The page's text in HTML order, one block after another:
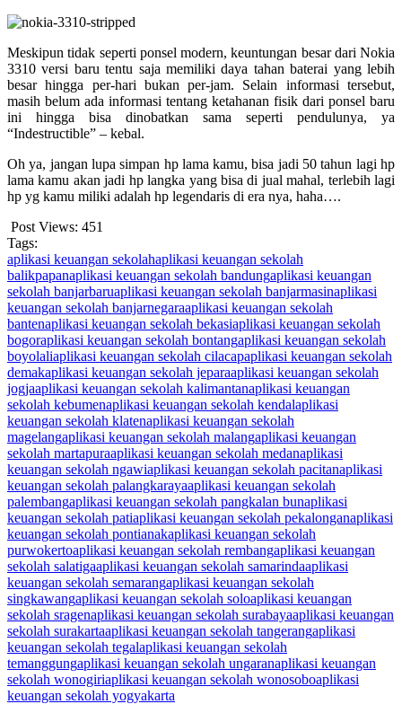
Meskipun tidak seperti ponsel modern, keuntungan besar dari Nokia
3310 versi baru tentu saja memiliki daya tahan baterai yang lebih
besar hingga per-hari bukan per-jam. Selain informasi tersebut,
masih belum ada informasi tentang ketahanan fisik dari ponsel baru
ini hingga bisa dinobatkan sama seperti pendulunya, ya
“Indestructible” – kebal.
Oh ya, jangan lupa simpan hp lama kamu, bisa jadi 50 tahun lagi hp
lama kamu akan jadi hp langka yang bisa di jual mahal, terlebih lagi
hp yg kamu miliki adalah hp legendaris di era nya, haha….
Post Views: 451
Tags:
aplikasi keuangan sekolahaplikasi keuangan sekolah
balikpapanaplikasi keuangan sekolah bandungaplikasi keuangan
sekolah banjarbaruaplikasi keuangan sekolah banjarmasinaplikasi
keuangan sekolah banjarnegaraaplikasi keuangan sekolah
bantenaplikasi keuangan sekolah bekasiaplikasi keuangan sekolah
bogoraplikasi keuangan sekolah bontangaplikasi keuangan sekolah
boyolaliaplikasi keuangan sekolah cilacapaplikasi keuangan sekolah
demakaplikasi keuangan sekolah jeparaaplikasi keuangan sekolah
jogjaaplikasi keuangan sekolah kalimantanaplikasi keuangan
sekolah kebumenaplikasi keuangan sekolah kendalaplikasi
keuangan sekolah klatenaplikasi keuangan sekolah
magelangaplikasi keuangan sekolah malangaplikasi keuangan
sekolah martapuraaplikasi keuangan sekolah medanaplikasi
keuangan sekolah ngawiaplikasi keuangan sekolah pacitanaplikasi
keuangan sekolah palangkarayaaplikasi keuangan sekolah
palembangaplikasi keuangan sekolah pangkalan bunaplikasi
keuangan sekolah patiaplikasi keuangan sekolah pekalonganaplikasi
keuangan sekolah pontianakaplikasi keuangan sekolah
purwokertoaplikasi keuangan sekolah rembangaplikasi keuangan
sekolah salatigaaplikasi keuangan sekolah samarindaaplikasi
keuangan sekolah semarangaplikasi keuangan sekolah
singkawangaplikasi keuangan sekolah soloaplikasi keuangan
sekolah sragenaplikasi keuangan sekolah surabayaaplikasi keuangan
sekolah surakartaaplikasi keuangan sekolah tangerangaplikasi
keuangan sekolah tegalaplikasi keuangan sekolah
temanggungaplikasi keuangan sekolah ungaranaplikasi keuangan
sekolah wonogiriaplikasi keuangan sekolah wonosoboaplikasi
keuangan sekolah yogyakarta